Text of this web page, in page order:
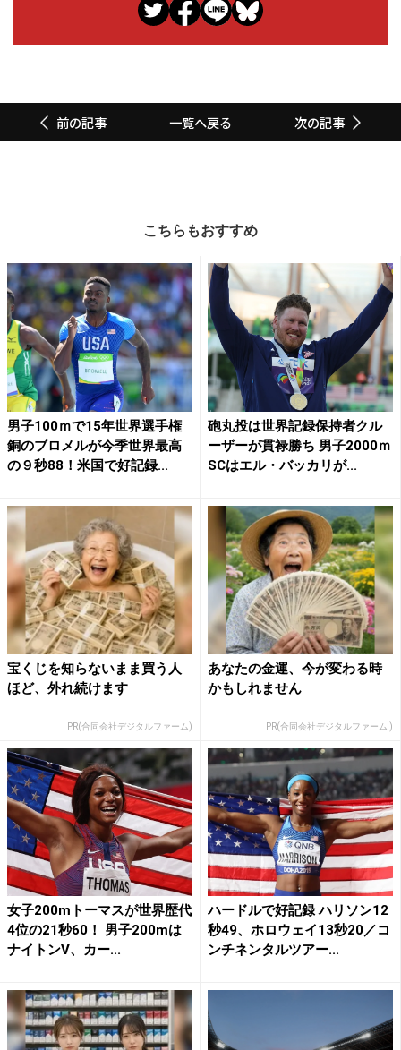
前の記事 一覧へ戻る 次の記事
こちらもおすすめ
男子100ｍで15年世界選手権
銅のブロメルが今季世界最高
の９秒88！米国で好記録...
砲丸投は世界記録保持者クル
ーザーが貫禄勝ち 男子2000ｍ
SCはエル・バッカリが...
宝くじを知らないまま買う人
ほど、外れ続けます
PR(合同会社デジタルファーム)
あなたの金運、今が変わる時
かもしれません
PR(合同会社デジタルファーム )
女子200mトーマスが世界歴代
4位の21秒60！ 男子200mは
ナイトンV、カー...
ハードルで好記録 ハリソン12
秒49、ホロウェイ13秒20／コ
ンチネンタルツアー...